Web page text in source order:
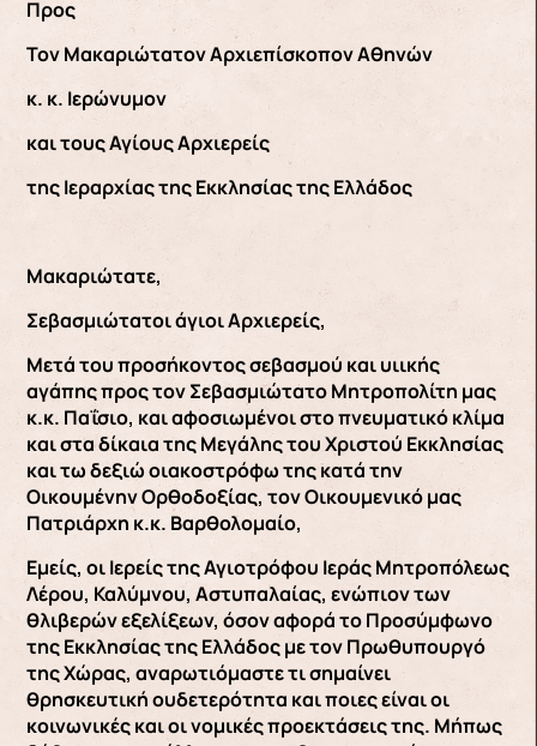
Προς
Τον Μακαριώτατον Αρχιεπίσκοπον Αθηνών
κ. κ. Ιερώνυμον
και τους Αγίους Αρχιερείς
της Ιεραρχίας της Εκκλησίας της Ελλάδος
Μακαριώτατε,
Σεβασμιώτατοι άγιοι Αρχιερείς,
Μετά του προσήκοντος σεβασμού και υιικής
αγάπης προς τον Σεβασμιώτατο Μητροπολίτη μας
κ.κ. Παΐσιο, και αφοσιωμένοι στο πνευματικό κλίμα
και στα δίκαια της Μεγάλης του Χριστού Εκκλησίας
και τω δεξιώ οιακοστρόφω της κατά την
Οικουμένην Ορθοδοξίας, τον Οικουμενικό μας
Πατριάρχη κ.κ. Βαρθολομαίο,
Εμείς, οι Ιερείς της Αγιοτρόφου Ιεράς Μητροπόλεως
Λέρου, Καλύμνου, Αστυπαλαίας, ενώπιον των
θλιβερών εξελίξεων, όσον αφορά το Προσύμφωνο
της Εκκλησίας της Ελλάδος με τον Πρωθυπουργό
της Χώρας, αναρωτιόμαστε τι σημαίνει
θρησκευτική ουδετερότητα και ποιες είναι οι
κοινωνικές και οι νομικές προεκτάσεις της. Μήπως